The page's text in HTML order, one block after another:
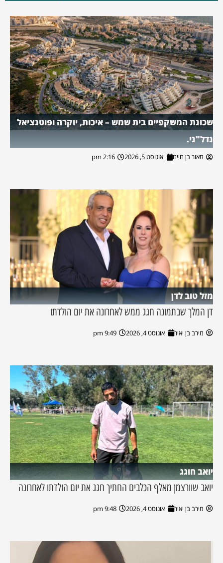
שכונת המשקפיים בית שמש – איכות, יוקרה ופוטנציאל
נדל"ני.
מאור בן חיים אוגוסט 5, 2026 2:16 pm
מזל טוב לדן
דן המלך שבתמונה חגג ממש לאחרונה את יום הולדתו
מירב בן יאיר אוגוסט 4, 2026 9:49 pm
יואב חוגג
יואב שוורצמן מאלף הכלבים החתיך חגג את יום הולדתו לאחרונה
מירב בן יאיר אוגוסט 4, 2026 9:48 pm